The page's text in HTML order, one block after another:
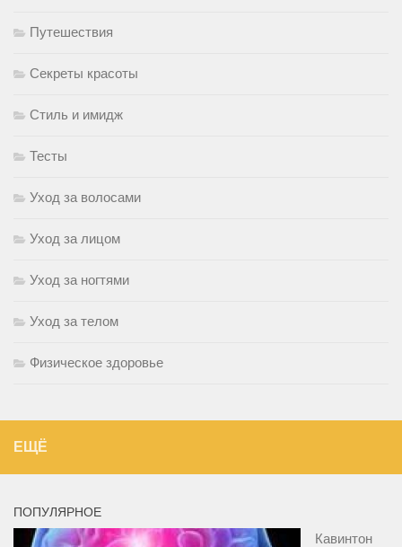
Путешествия
Секреты красоты
Стиль и имидж
Тесты
Уход за волосами
Уход за лицом
Уход за ногтями
Уход за телом
Физическое здоровье
ЕЩЁ
ПОПУЛЯРНОЕ
Кавинтон